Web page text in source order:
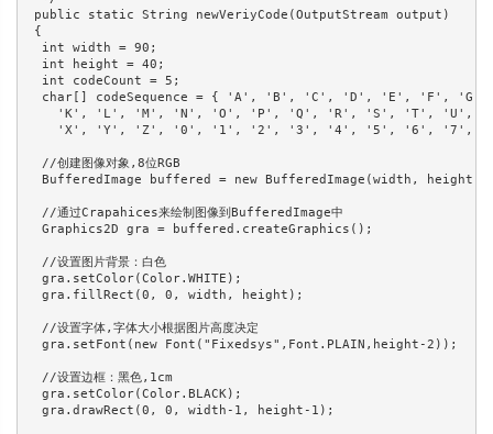
public static String newVeriyCode(OutputStream output)
{
  int width = 90;
  int height = 40;
  int codeCount = 5;
char[] codeSequence = { 'A', 'B', 'C', 'D', 'E', 'F',
'K', 'L', 'M', 'N', 'O', 'P', 'Q', 'R', 'S', 'T', 'U',
'X', 'Y', 'Z', '0', '1', '2', '3', '4', '5', '6', '7',
  //创建图像对象,8位RGB
BufferedImage buffered = new BufferedImage(width,
  //通过Crapahices来绘制图像到BufferedImage中
  Graphics2D gra = buffered.createGraphics();
  //设置图片背景：白色
  gra.setColor(Color.WHITE);
  gra.fillRect(0, 0, width, height);
  //设置字体,字体大小根据图片高度决定
  gra.setFont(new Font("Fixedsys",Font.PLAIN,height-2));
  //设置边框：黑色,1cm
  gra.setColor(Color.BLACK);
  gra.drawRect(0, 0, width-1, height-1);